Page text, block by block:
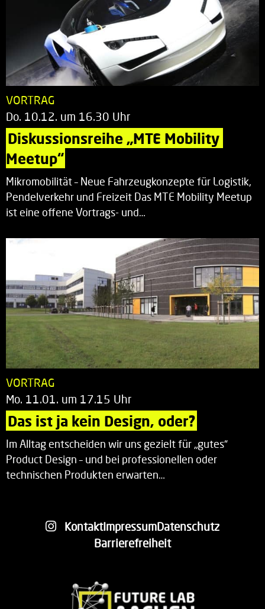
VORTRAG
Do. 10.12. um 16.30 Uhr
Diskussionsreihe „MTE Mobility
Meetup“
Mikromobilität – Neue Fahrzeugkonzepte für Logistik,
Pendelverkehr und Freizeit Das MTE Mobility Meetup
ist eine offene Vortrags- und…
VORTRAG
Mo. 11.01. um 17.15 Uhr
Das ist ja kein Design, oder?
Im Alltag entscheiden wir uns gezielt für „gutes“
Product Design – und bei professionellen oder
technischen Produkten erwarten…
KontaktImpressumDatenschutz
Barrierefreiheit